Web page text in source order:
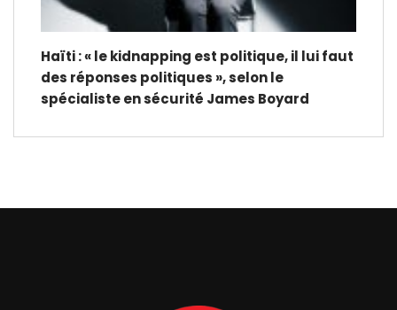
Haïti : « le kidnapping est politique, il lui faut
des réponses politiques », selon le
spécialiste en sécurité James Boyard